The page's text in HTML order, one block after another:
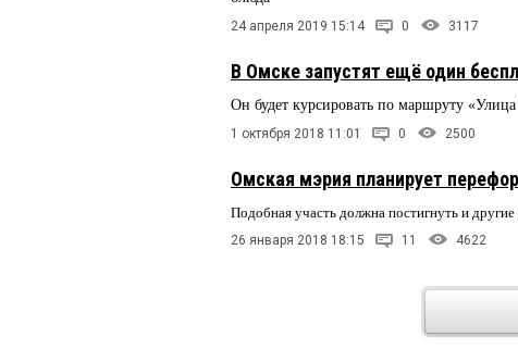
24 апреля 2019 15:14 0 3117
В Омске запустят ещё один
Он будет курсировать по маршруту
1 октября 2018 11:01 0 2500
Омская мэрия планирует
Подобная участь должна постигнуть и
26 января 2018 18:15 11 4622